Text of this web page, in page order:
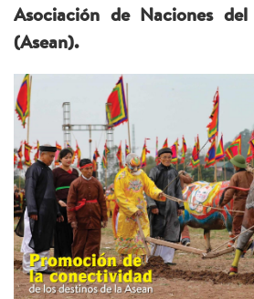
Asociación de Naciones
(Asean).